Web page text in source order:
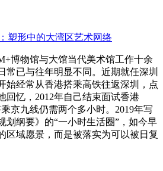
塑形中的大湾区艺术网络
博物馆与大馆当代美术馆工作十余
常已与往年明显不同。近期就任深圳
始经常从香港搭乘高铁往返深圳，点
回忆，2012年自己结束面试香港
京九线仍需两个多小时。2019年写
划纲要》的“一小时生活圈”，如今早
区域愿景，而是被落实为可以被日复